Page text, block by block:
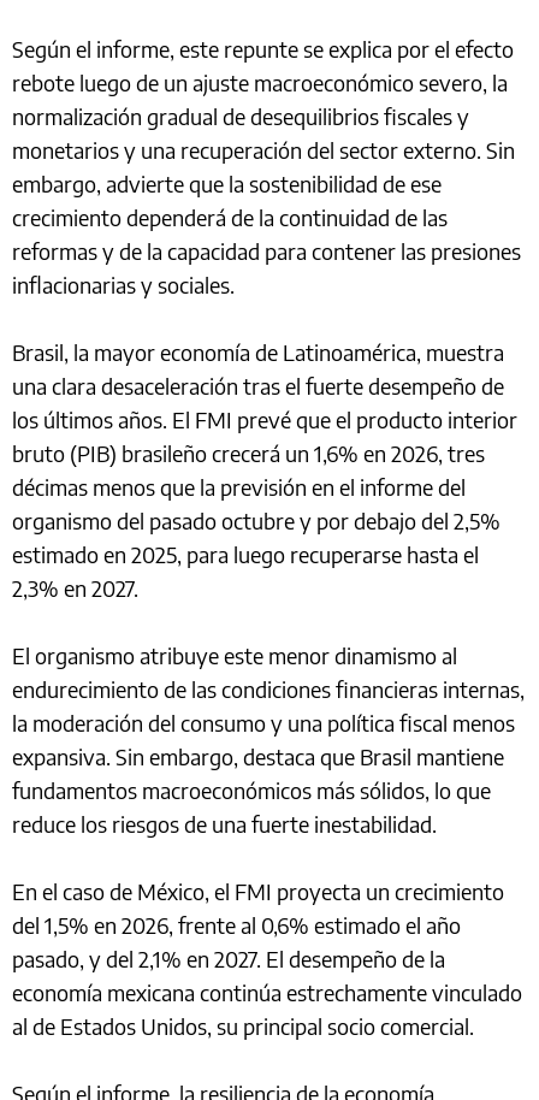
Según el informe, este repunte se explica por el efecto
rebote luego de un ajuste macroeconómico severo, la
normalización gradual de desequilibrios fiscales y
monetarios y una recuperación del sector externo. Sin
embargo, advierte que la sostenibilidad de ese
crecimiento dependerá de la continuidad de las
reformas y de la capacidad para contener las presiones
inflacionarias y sociales.
Brasil, la mayor economía de Latinoamérica, muestra
una clara desaceleración tras el fuerte desempeño de
los últimos años. El FMI prevé que el producto interior
bruto (PIB) brasileño crecerá un 1,6% en 2026, tres
décimas menos que la previsión en el informe del
organismo del pasado octubre y por debajo del 2,5%
estimado en 2025, para luego recuperarse hasta el
2,3% en 2027.
El organismo atribuye este menor dinamismo al
endurecimiento de las condiciones financieras internas,
la moderación del consumo y una política fiscal menos
expansiva. Sin embargo, destaca que Brasil mantiene
fundamentos macroeconómicos más sólidos, lo que
reduce los riesgos de una fuerte inestabilidad.
En el caso de México, el FMI proyecta un crecimiento
del 1,5% en 2026, frente al 0,6% estimado el año
pasado, y del 2,1% en 2027. El desempeño de la
economía mexicana continúa estrechamente vinculado
al de Estados Unidos, su principal socio comercial.
Según el informe, la resiliencia de la economía